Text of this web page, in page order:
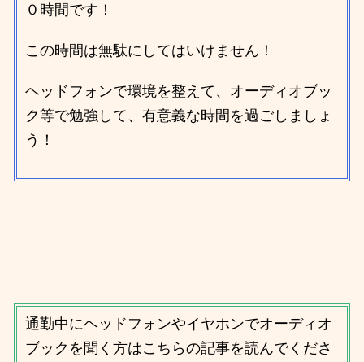
０時間です！
この時間は無駄にしてはいけません！
ヘッドフォンで環境を整えて、オーディオブッ
ク等で勉強して、有意義な時間を過ごしましょ
う！
通勤中にヘッドフォンやイヤホンでオーディオ
ブックを聞く方はこちらの記事を読んでくださ